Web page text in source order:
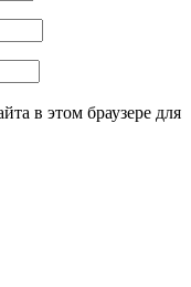
в этом браузере для